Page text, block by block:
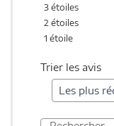
3 étoiles
2 étoiles
1 étoile
Trier les avis